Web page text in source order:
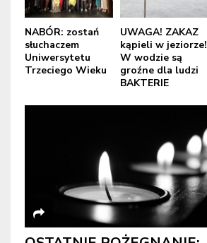
NABÓR: zostań
słuchaczem
Uniwersytetu
Trzeciego Wieku
UWAGA! ZAKAZ
kąpieli w jeziorze!
W wodzie są
groźne dla ludzi
BAKTERIE